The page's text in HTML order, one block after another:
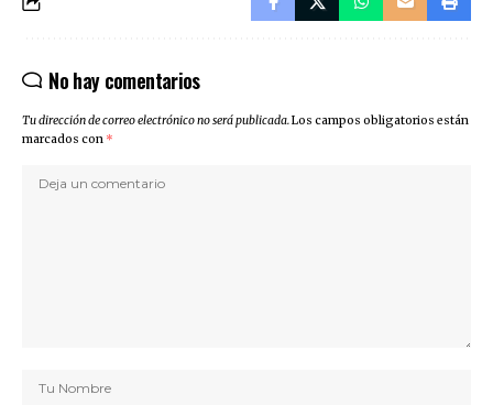
No hay comentarios
Tu dirección de correo electrónico no será publicada.Los campos obligatorios están
marcados con *